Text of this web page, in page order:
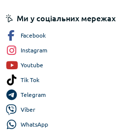
Ми у соціальних мережах
Facebook
Instagram
Youtube
Tik Tok
Telegram
Viber
WhatsApp